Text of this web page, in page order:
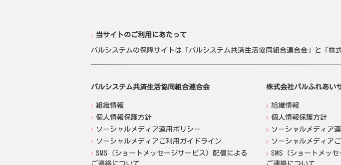
当サイトのご利用にあたって
パルシステムの保障サイトは「パルシステム共済生活協同組合連合会」と「株
パルシステム共済生活協同組合連合会
組織情報
個人情報保護方針
ソーシャルメディア運用ポリシー
ソーシャルメディアご利用ガイドライン
SMS（ショートメッセージサービス）配信による
ご連絡について
株式会社パルふれあい
組織情報
個人情報保護方針
ソーシャルメディア
ソーシャルメディア
SMS（ショートメッ
ご連絡について